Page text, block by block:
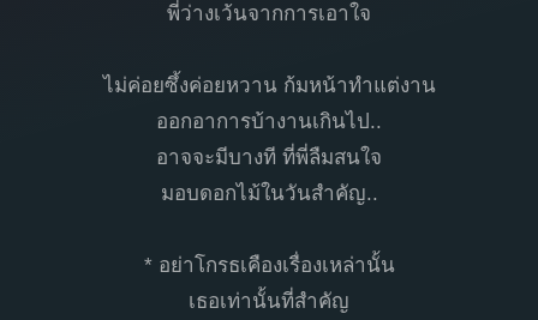
พี่ว่างเว้นจากการเอาใจ
ไม่ค่อยซึ้งค่อยหวาน ก้มหน้าทำแต่งาน
ออกอาการบ้างานเกินไป..
อาจจะมีบางที ที่พี่ลืมสนใจ
มอบดอกไม้ในวันสำคัญ..
* อย่าโกรธเคืองเรื่องเหล่านั้น
เธอเท่านั้นที่สำคัญ